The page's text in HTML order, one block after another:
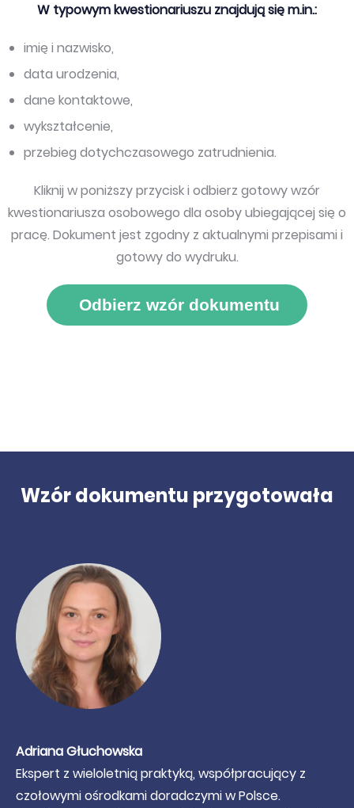
W typowym kwestionariuszu znajdują się m.in.:
imię i nazwisko,
data urodzenia,
dane kontaktowe,
wykształcenie,
przebieg dotychczasowego zatrudnienia.
Kliknij w poniższy przycisk i odbierz gotowy wzór
kwestionariusza osobowego dla osoby ubiegającej się o
pracę. Dokument jest zgodny z aktualnymi przepisami i
gotowy do wydruku.
Odbierz wzór dokumentu
Wzór dokumentu przygotowała
Adriana Głuchowska
Ekspert z wieloletnią praktyką, współpracujący z
czołowymi ośrodkami doradczymi w Polsce.